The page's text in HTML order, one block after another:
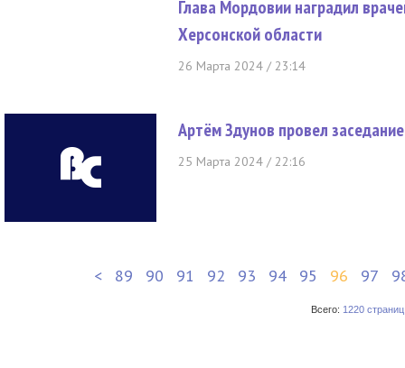
Глава Мордовии наградил
Херсонской области
26 Марта 2024 / 23:14
Артём Здунов провел
25 Марта 2024 / 22:16
< 89 90 91 92 93 94 95 96 97
Всего: 1220 страниц